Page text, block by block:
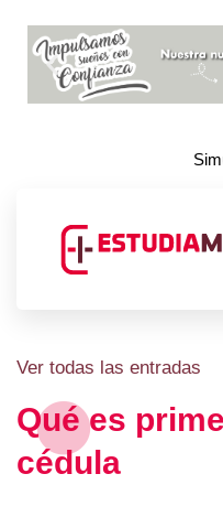
Ver todas las entradas
Qué es
cédula